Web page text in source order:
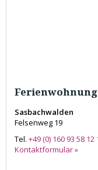
Sasbachwalden
Felsenweg 19
Tel. +49 (0) 160 93 58 12
Kontaktformular »